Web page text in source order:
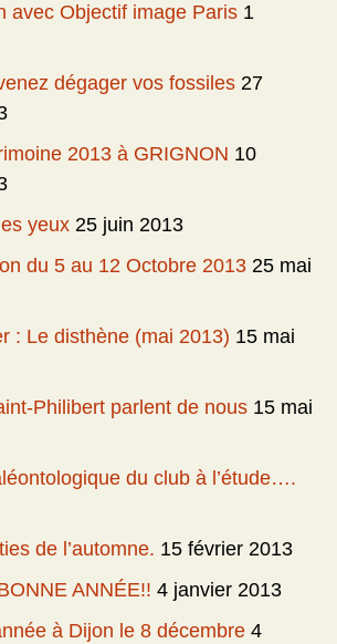
avec Objectif image Paris 1
dégager vos fossiles 27
2013 à GRIGNON 10
yeux 25 juin 2013
du 5 au 12 Octobre 2013 25 mai
: Le disthène (mai 2013) 15 mai
Philibert parlent de nous 15 mai
du club à l’étude….
de l’automne. 15 février 2013
ANNÉE!! 4 janvier 2013
à Dijon le 8 décembre 4